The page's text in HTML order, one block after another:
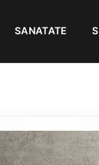
SANATATE